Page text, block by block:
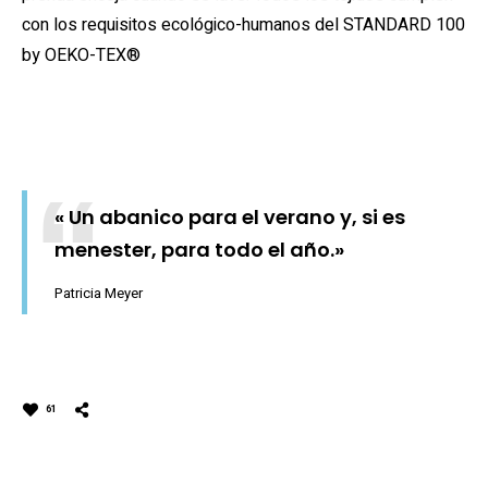
con los requisitos ecológico-humanos del STANDARD 100
by OEKO-TEX®
« Un abanico para el verano y, si es
menester, para todo el año.»
Patricia Meyer
61